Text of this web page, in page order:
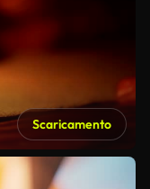
Scaricamento